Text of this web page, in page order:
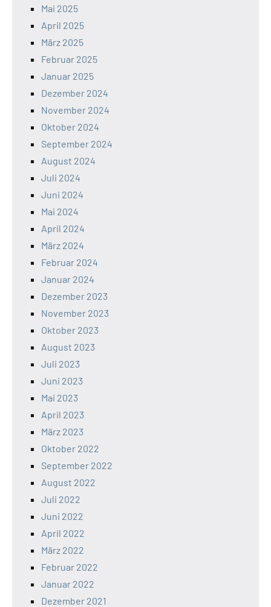
Mai 2025
April 2025
März 2025
Februar 2025
Januar 2025
Dezember 2024
November 2024
Oktober 2024
September 2024
August 2024
Juli 2024
Juni 2024
Mai 2024
April 2024
März 2024
Februar 2024
Januar 2024
Dezember 2023
November 2023
Oktober 2023
August 2023
Juli 2023
Juni 2023
Mai 2023
April 2023
März 2023
Oktober 2022
September 2022
August 2022
Juli 2022
Juni 2022
April 2022
März 2022
Februar 2022
Januar 2022
Dezember 2021